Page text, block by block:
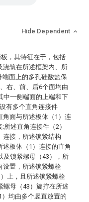
Hide Dependent
，其特征在于，包括
浇筑在所述框架内、所
面上的多孔硅酸盐保
右、前、后6个面均由
中一侧端面的上端和下
有多个直角连接件
角面与所述板体（1）连
述直角连接件（2）
连接，所述锁紧结构
述板体（1）连接的直角
及锁紧螺母（43），所
设置，所述锁紧螺栓
上，且所述锁紧螺栓
螺母（43）旋拧在所述
均由多个竖直放置的